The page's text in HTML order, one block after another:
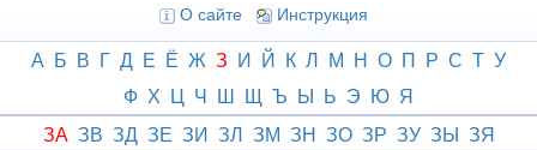
О сайте Инструкция
А Б В Г Д Е Ё Ж З И Й К Л М Н О П Р С Т У
Ф Х Ц Ч Ш Щ Ъ Ы Ь Э Ю Я
ЗА ЗВ ЗД ЗЕ ЗИ ЗЛ ЗМ ЗН ЗО ЗР ЗУ ЗЫ ЗЯ